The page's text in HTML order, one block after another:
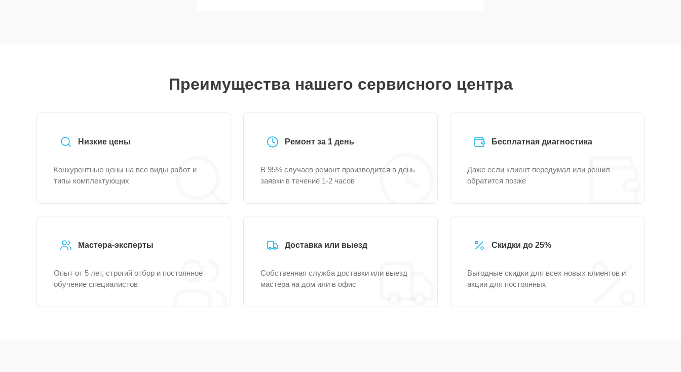
Преимущества нашего сервисного центра
Низкие цены
Конкурентные цены на все виды работ и
типы комплектующих
Ремонт за 1 день
В 95% случаев ремонт производится в день
заявки в течение 1-2 часов
Бесплатная диагностика
Даже если клиент передумал или решил
обратится позже
Мастера-эксперты
Опыт от 5 лет, строгий отбор и постоянное
обучение специалистов
Доставка или выезд
Собственная служба доставки или выезд
мастера на дом или в офис
Скидки до 25%
Выгодные скидки для всех новых клиентов и
акции для постоянных